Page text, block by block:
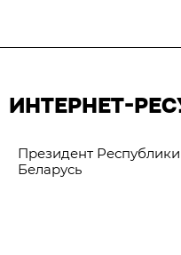
ИНТЕРНЕТ-
Президент Республики
Беларусь